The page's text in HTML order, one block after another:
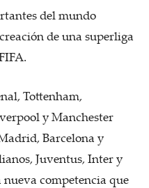
del mundo
de una superliga
Tottenham,
y Manchester
Barcelona y
Juventus, Inter y
competencia que